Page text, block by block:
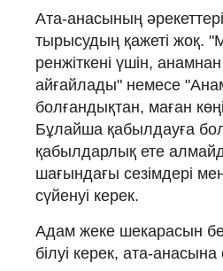
Ата-анасының
тырысудың қажеті жоқ.
ренжіткені үшін, анамнан
айғайлады" немесе
болғандықтан, маған
Бұлайша қабылдауға
қабылдарлық ете
шағындағы сезімдері
сүйенуі керек.
Адам жеке шекарасын
білуі керек, ата-